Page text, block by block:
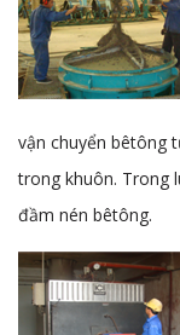
vận chuyển bêtông
trong khuôn. Trong
đầm nén bêtông.